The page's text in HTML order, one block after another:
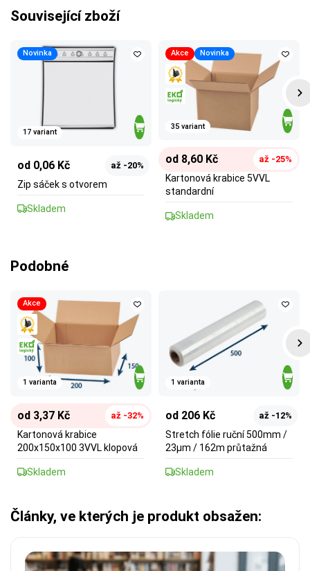
Související zboží
Novinka
17 variant
od 0,06 Kč až -20%
Zip sáček s otvorem
Skladem
Akce Novinka
35 variant
od 8,60 Kč až -25%
Kartonová krabice 5VVL
standardní
Skladem
Podobné
Akce
1 varianta
od 3,37 Kč až -32%
Kartonová krabice
200x150x100 3VVL klopová
Skladem
1 varianta
od 206 Kč až -12%
Stretch fólie ruční 500mm /
23µm / 162m průtažná
Skladem
Články, ve kterých je produkt obsažen: